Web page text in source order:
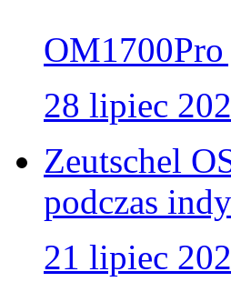
28 lipiec
Zeutschel
podczas
21 lipiec